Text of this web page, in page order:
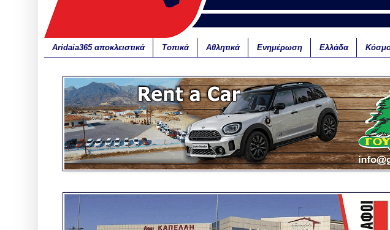
Aridaia365 αποκλειστικά Τοπικά Αθλητικά Ενημέρωση Ελλάδα